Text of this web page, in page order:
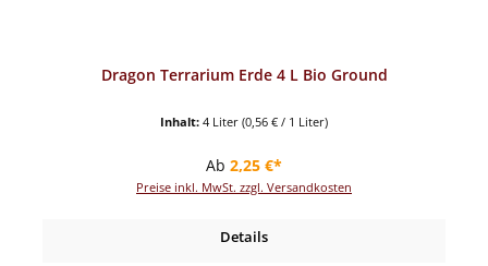
Dragon Terrarium Erde 4 L Bio Ground
Inhalt: 4 Liter (0,56 € / 1 Liter)
Regulärer Preis:
Ab 2,25 €*
Preise inkl. MwSt. zzgl. Versandkosten
Details